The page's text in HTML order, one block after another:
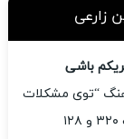
زارعی
باشی
آهنگ “توی مشکلات